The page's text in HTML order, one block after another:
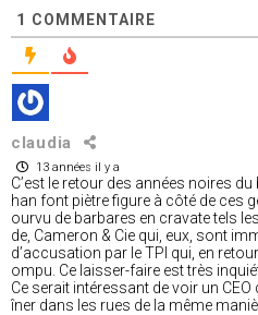
1 COMMENTAIRE
claudia
13 années il y a
C’est le retour des années noires
han font piètre figure à côté de ces
ourvu de barbares en cravate tels
de, Cameron & Cie qui, eux, sont
d’accusation par le TPI qui, en
ompu. Ce laisser-faire est très
Ce serait intéressant de voir un
îner dans les rues de la même